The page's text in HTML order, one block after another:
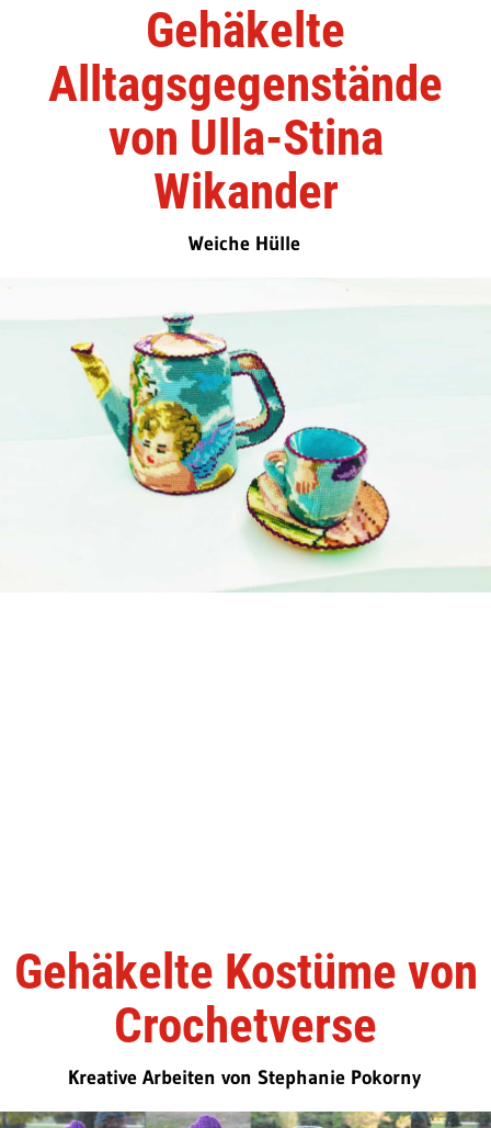
Gehäkelte
Alltagsgegenstände
von Ulla-Stina
Wikander
Weiche Hülle
Gehäkelte Kostüme von
Crochetverse
Kreative Arbeiten von Stephanie Pokorny